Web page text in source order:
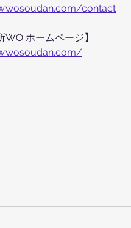
contact
WO ホームページ】